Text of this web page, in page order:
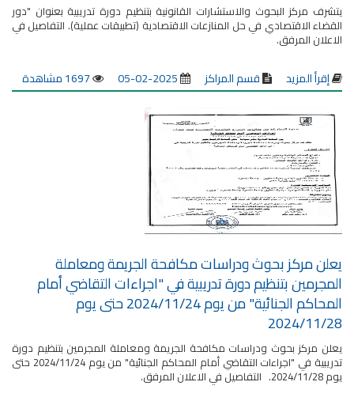
يتشرف مركز البحوث والاستشارات القانونية بتنظيم دورة تدريبية بعنوان "دور
القضاء الاقتصادي في حل المنازعات الاقتصادية (تطبيقات عملية). التفاصيل في
الاعلان المرفق.
إقرأ المزيد قسم المراكز 2025-02-05 1697 مشاهدة
يعلن مركز بحوث ودراسات مكافحة الجريمة ومعاملة
المجرمين بتنظيم دورة تدريبية في "اجراءات التقاضي أمام
المحاكم الجنائية" من يوم 2024/11/24 حتى يوم
2024/11/28
يعلن مركز بحوث ودراسات مكافحة الجريمة ومعاملة المجرمين بتنظيم دورة
تدريبية في "اجراءات التقاضي أمام المحاكم الجنائية" من يوم 2024/11/24 حتى
يوم 2024/11/28. التفاصيل في الاعلان المرفق.